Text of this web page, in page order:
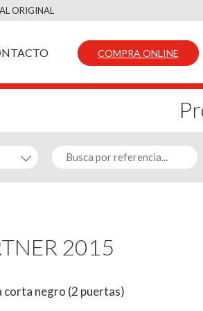
ORIGINAL
COMPRA ONLINE
2015
negro (2 puertas)